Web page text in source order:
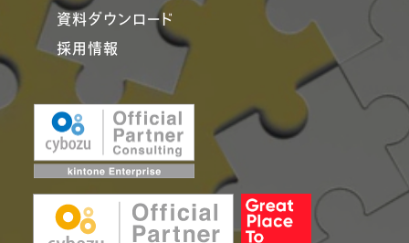
資料ダウンロード
採用情報